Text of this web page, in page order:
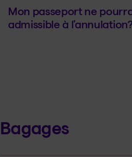
Mon passeport ne
admissible à
Bagages